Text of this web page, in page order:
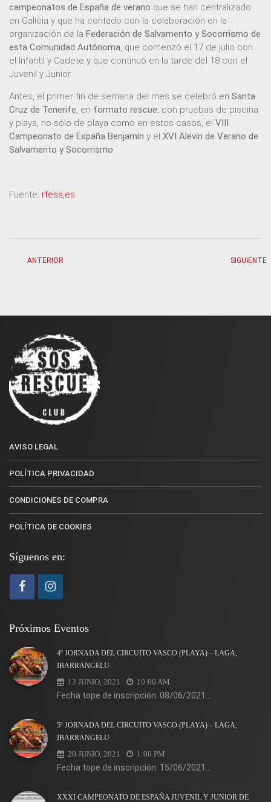
campeonatos de España de verano que se han centralizado
en Galicia y que ha contado con la colaboración en la
organización de la Federación de Salvamento y Socorrismo de
esta Comunidad Autónoma, que comenzó el 17 de julio con
el Infantil y Cadete y que continuó en la tarde del 18 con el
Juvenil y Junior.
Antes, el primer fin de semana del mes se celebró en Santa
Cruz de Tenerife, en formato rescue, con pruebas de piscina
y playa, no sólo de playa como en estos casos, el VIII
Campeonato de España Benjamín y el XVI Alevín de Verano de
Salvamento y Socorrismo.
Fuente: rfess,es
ANTERIOR SIGUIENTE
AVISO LEGAL
POLÍTICA PRIVACIDAD
CONDICIONES DE COMPRA
POLÍTICA DE COOKIES
Síguenos en:
Próximos Eventos
4º JORNADA DEL CIRCUITO VASCO (PLAYA) – LAGA,
IBARRANGELU
13 JUNIO, 2021 10:00 AM
Fecha tope de inscripción: 08/06/2021...
5º JORNADA DEL CIRCUITO VASCO (PLAYA) – LAGA,
IBARRANGELU
20 JUNIO, 2021 1:00 PM
Fecha tope de inscripción: 15/06/2021...
XXXI CAMPEONATO DE ESPAÑA JUVENIL Y JUNIOR DE